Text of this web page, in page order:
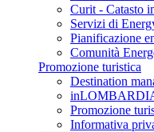
Curit - Catasto
Servizi di
Pianificazione
Comunità
Promozione turistica
Destination
Promozione
Informativa